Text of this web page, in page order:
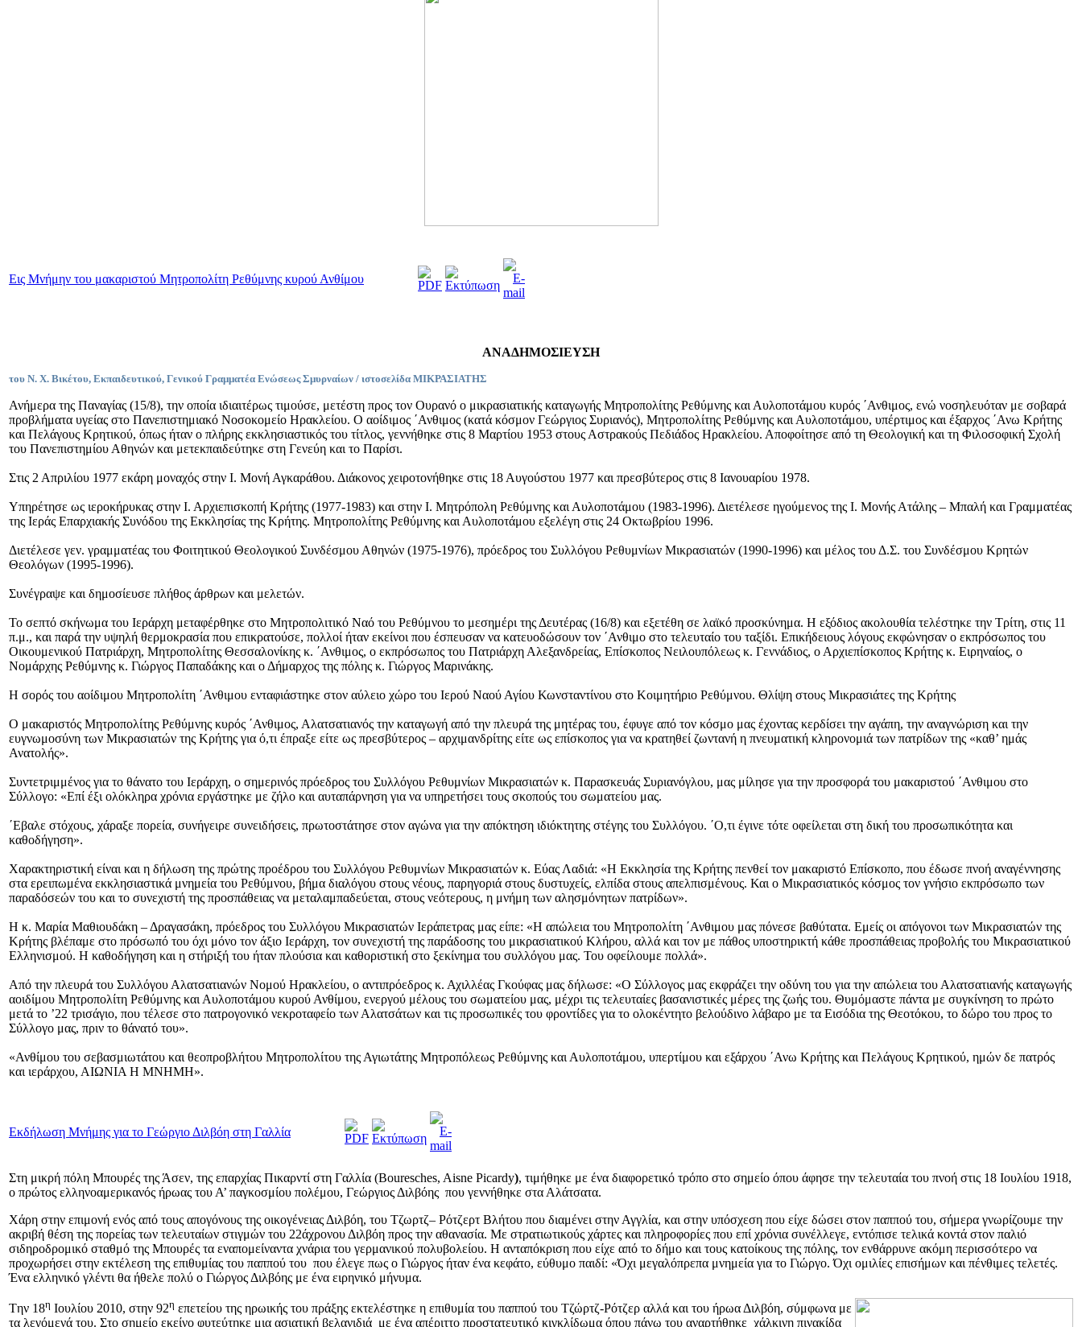
Εις Μνήμην του μακαριστού Μητροπολίτη Ρεθύμνης κυρού Ανθίμου
ΑΝΑΔΗΜΟΣΙΕΥΣΗ
του Ν. Χ. Βικέτου, Εκπαιδευτικού, Γενικού Γραμματέα Ενώσεως Σμυρναίων / ιστοσελίδα ΜΙΚΡΑΣΙΑΤΗΣ
Ανήμερα της Παναγίας (15/8), την οποία ιδιαιτέρως τιμούσε, μετέστη προς τον Ουρανό ο μικρασιατικής καταγωγής Μητροπολίτης Ρεθύμνης και Αυλοποτάμου κυρός ΄Ανθιμος, ενώ νοσηλευόταν με σοβαρά
προβλήματα υγείας στο Πανεπιστημιακό Νοσοκομείο Ηρακλείου. Ο αοίδιμος ΄Ανθιμος (κατά κόσμον Γεώργιος Συριανός), Μητροπολίτης Ρεθύμνης και Αυλοποτάμου, υπέρτιμος και έξαρχος ΄Ανω Κρήτης
και Πελάγους Κρητικού, όπως ήταν ο πλήρης εκκλησιαστικός του τίτλος, γεννήθηκε στις 8 Μαρτίου 1953 στους Αστρακούς Πεδιάδος Ηρακλείου. Αποφοίτησε από τη Θεολογική και τη Φιλοσοφική Σχολή
του Πανεπιστημίου Αθηνών και μετεκπαιδεύτηκε στη Γενεύη και το Παρίσι.
Στις 2 Απριλίου 1977 εκάρη μοναχός στην Ι. Μονή Αγκαράθου. Διάκονος χειροτονήθηκε στις 18 Αυγούστου 1977 και πρεσβύτερος στις 8 Ιανουαρίου 1978.
Υπηρέτησε ως ιεροκήρυκας στην Ι. Αρχιεπισκοπή Κρήτης (1977-1983) και στην Ι. Μητρόπολη Ρεθύμνης και Αυλοποτάμου (1983-1996). Διετέλεσε ηγούμενος της Ι. Μονής Ατάλης – Μπαλή και Γραμματέας
της Ιεράς Επαρχιακής Συνόδου της Εκκλησίας της Κρήτης. Μητροπολίτης Ρεθύμνης και Αυλοποτάμου εξελέγη στις 24 Οκτωβρίου 1996.
Διετέλεσε γεν. γραμματέας του Φοιτητικού Θεολογικού Συνδέσμου Αθηνών (1975-1976), πρόεδρος του Συλλόγου Ρεθυμνίων Μικρασιατών (1990-1996) και μέλος του Δ.Σ. του Συνδέσμου Κρητών
Θεολόγων (1995-1996).
Συνέγραψε και δημοσίευσε πλήθος άρθρων και μελετών.
Το σεπτό σκήνωμα του Ιεράρχη μεταφέρθηκε στο Μητροπολιτικό Ναό του Ρεθύμνου το μεσημέρι της Δευτέρας (16/8) και εξετέθη σε λαϊκό προσκύνημα. H εξόδιος ακολουθία τελέστηκε την Τρίτη, στις 11
π.μ., και παρά την υψηλή θερμοκρασία που επικρατούσε, πολλοί ήταν εκείνοι που έσπευσαν να κατευοδώσουν τον ΄Ανθιμο στο τελευταίο του ταξίδι. Επικήδειους λόγους εκφώνησαν ο εκπρόσωπος του
Οικουμενικού Πατριάρχη, Μητροπολίτης Θεσσαλονίκης κ. ΄Ανθιμος, ο εκπρόσωπος του Πατριάρχη Αλεξανδρείας, Επίσκοπος Νειλουπόλεως κ. Γεννάδιος, ο Αρχιεπίσκοπος Κρήτης κ. Ειρηναίος, ο
Νομάρχης Ρεθύμνης κ. Γιώργος Παπαδάκης και ο Δήμαρχος της πόλης κ. Γιώργος Μαρινάκης.
Η σορός του αοίδιμου Μητροπολίτη ΄Ανθιμου ενταφιάστηκε στον αύλειο χώρο του Ιερού Ναού Αγίου Κωνσταντίνου στο Κοιμητήριο Ρεθύμνου. Θλίψη στους Μικρασιάτες της Κρήτης
Ο μακαριστός Μητροπολίτης Ρεθύμνης κυρός ΄Ανθιμος, Αλατσατιανός την καταγωγή από την πλευρά της μητέρας του, έφυγε από τον κόσμο μας έχοντας κερδίσει την αγάπη, την αναγνώριση και την
ευγνωμοσύνη των Μικρασιατών της Κρήτης για ό,τι έπραξε είτε ως πρεσβύτερος – αρχιμανδρίτης είτε ως επίσκοπος για να κρατηθεί ζωντανή η πνευματική κληρονομιά των πατρίδων της «καθ’ ημάς
Ανατολής».
Συντετριμμένος για το θάνατο του Ιεράρχη, ο σημερινός πρόεδρος του Συλλόγου Ρεθυμνίων Μικρασιατών κ. Παρασκευάς Συριανόγλου, μας μίλησε για την προσφορά του μακαριστού ΄Ανθιμου στο
Σύλλογο: «Επί έξι ολόκληρα χρόνια εργάστηκε με ζήλο και αυταπάρνηση για να υπηρετήσει τους σκοπούς του σωματείου μας.
΄Εβαλε στόχους, χάραξε πορεία, συνήγειρε συνειδήσεις, πρωτοστάτησε στον αγώνα για την απόκτηση ιδιόκτητης στέγης του Συλλόγου. ΄Ο,τι έγινε τότε οφείλεται στη δική του προσωπικότητα και
καθοδήγηση».
Χαρακτηριστική είναι και η δήλωση της πρώτης προέδρου του Συλλόγου Ρεθυμνίων Μικρασιατών κ. Εύας Λαδιά: «Η Εκκλησία της Κρήτης πενθεί τον μακαριστό Επίσκοπο, που έδωσε πνοή αναγέννησης
στα ερειπωμένα εκκλησιαστικά μνημεία του Ρεθύμνου, βήμα διαλόγου στους νέους, παρηγοριά στους δυστυχείς, ελπίδα στους απελπισμένους. Και ο Μικρασιατικός κόσμος τον γνήσιο εκπρόσωπο των
παραδόσεών του και το συνεχιστή της προσπάθειας να μεταλαμπαδεύεται, στους νεότερους, η μνήμη των αλησμόνητων πατρίδων».
Η κ. Μαρία Μαθιουδάκη – Δραγασάκη, πρόεδρος του Συλλόγου Μικρασιατών Ιεράπετρας μας είπε: «Η απώλεια του Μητροπολίτη ΄Ανθιμου μας πόνεσε βαθύτατα. Εμείς οι απόγονοι των Μικρασιατών της
Κρήτης βλέπαμε στο πρόσωπό του όχι μόνο τον άξιο Ιεράρχη, τον συνεχιστή της παράδοσης του μικρασιατικού Κλήρου, αλλά και τον με πάθος υποστηρικτή κάθε προσπάθειας προβολής του Μικρασιατικού
Ελληνισμού. Η καθοδήγηση και η στήριξή του ήταν πλούσια και καθοριστική στο ξεκίνημα του συλλόγου μας. Του οφείλουμε πολλά».
Από την πλευρά του Συλλόγου Αλατσατιανών Νομού Ηρακλείου, ο αντιπρόεδρος κ. Αχιλλέας Γκούφας μας δήλωσε: «Ο Σύλλογος μας εκφράζει την οδύνη του για την απώλεια του Αλατσατιανής καταγωγής
αοιδίμου Μητροπολίτη Ρεθύμνης και Αυλοποτάμου κυρού Ανθίμου, ενεργού μέλους του σωματείου μας, μέχρι τις τελευταίες βασανιστικές μέρες της ζωής του. Θυμόμαστε πάντα με συγκίνηση το πρώτο
μετά το ’22 τρισάγιο, που τέλεσε στο πατρογονικό νεκροταφείο των Αλατσάτων και τις προσωπικές του φροντίδες για το ολοκέντητο βελούδινο λάβαρο με τα Εισόδια της Θεοτόκου, το δώρο του προς το
Σύλλογο μας, πριν το θάνατό του».
«Ανθίμου του σεβασμιωτάτου και θεοπροβλήτου Μητροπολίτου της Αγιωτάτης Μητροπόλεως Ρεθύμνης και Αυλοποτάμου, υπερτίμου και εξάρχου ΄Ανω Κρήτης και Πελάγους Κρητικού, ημών δε πατρός
και ιεράρχου, ΑΙΩΝΙΑ Η ΜΝΗΜΗ».
Εκδήλωση Μνήμης για το Γεώργιο Διλβόη στη Γαλλία
Στη μικρή πόλη Μπουρές της Άσεν, της επαρχίας Πικαρντί στη Γαλλία (Bouresches, Aisne Picardy), τιμήθηκε με ένα διαφορετικό τρόπο στο σημείο όπου άφησε την τελευταία του πνοή στις 18 Ιουλίου 1918,
ο πρώτος ελληνοαμερικανός ήρωας του Α’ παγκοσμίου πολέμου, Γεώργιος Διλβόης που γεννήθηκε στα Αλάτσατα.
Χάρη στην επιμονή ενός από τους απογόνους της οικογένειας Διλβόη, του Τζωρτζ– Ρότζερτ Βλήτου που διαμένει στην Αγγλία, και στην υπόσχεση που είχε δώσει στον παππού του, σήμερα γνωρίζουμε την
ακριβή θέση της πορείας των τελευταίων στιγμών του 22άχρονου Διλβόη προς την αθανασία. Με στρατιωτικούς χάρτες και πληροφορίες που επί χρόνια συνέλλεγε, εντόπισε τελικά κοντά στον παλιό
σιδηροδρομικό σταθμό της Μπουρές τα εναπομείναντα χνάρια του γερμανικού πολυβολείου. Η ανταπόκριση που είχε από το δήμο και τους κατοίκους της πόλης, τον ενθάρρυνε ακόμη περισσότερο να
προχωρήσει στην εκτέλεση της επιθυμίας του παππού του που έλεγε πως ο Γιώργος ήταν ένα κεφάτο, εύθυμο παιδί: «Όχι μεγαλόπρεπα μνημεία για το Γιώργο. Όχι ομιλίες επισήμων και πένθιμες τελετές.
Ένα ελληνικό γλέντι θα ήθελε πολύ ο Γιώργος Διλβόης με ένα ειρηνικό μήνυμα.
Tην 18η Ιουλίου 2010, στην 92η επετείου της ηρωικής του πράξης εκτελέστηκε η επιθυμία του παππού του Τζώρτζ-Ρότζερ αλλά και του ήρωα Διλβόη, σύμφωνα με
τα λεγόμενά του. Στο σημείο εκείνο φυτεύτηκε μια ασιατική βελανιδιά με ένα απέριττο προστατευτικό κιγκλίδωμα όπου πάνω του αναρτήθηκε χάλκινη πινακίδα